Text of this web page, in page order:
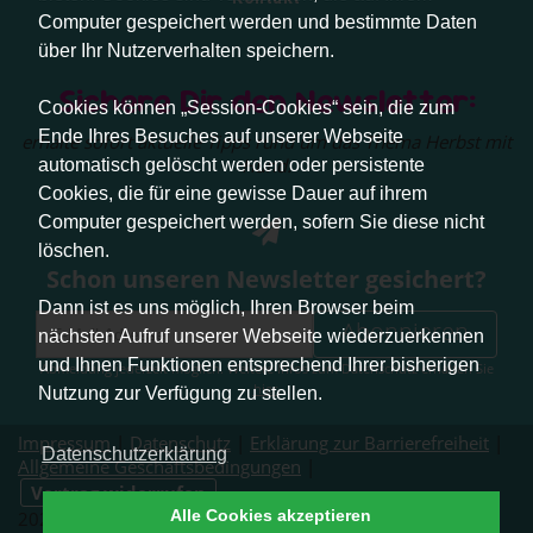
Computer gespeichert werden und bestimmte Daten
über Ihr Nutzerverhalten speichern.
Cookies können „Session-Cookies“ sein, die zum
Ende Ihres Besuches auf unserer Webseite
automatisch gelöscht werden oder persistente
Cookies, die für eine gewisse Dauer auf ihrem
Computer gespeichert werden, sofern Sie diese nicht
löschen.
Dann ist es uns möglich, Ihren Browser beim
nächsten Aufruf unserer Webseite wiederzuerkennen
und Ihnen Funktionen entsprechend Ihrer bisherigen
Nutzung zur Verfügung zu stellen.
Datenschutzerklärung
Alle Cookies akzeptieren
Sichere Dir den Newsletter:
erhalte sofort aktuelle Tipps rund um das Thema Herbst mit
Hund.
Schon unseren Newsletter gesichert?
Abonnieren
Abmeldung jederzeit möglich. Weitere Infos zum Datenschutz erhalten Sie
hier.
Impressum| Datenschutz Erklärung zur Barrierefreiheit
Allgemeine Geschäftsbedingungen
Vertrag widerrufen
2026 © Pfotenliebe Stuttgart. Alle Rechte vorbehalten.